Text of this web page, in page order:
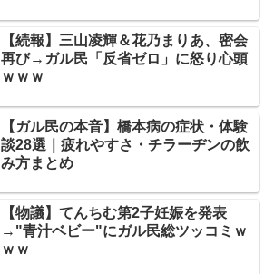
【続報】三山凌輝＆花乃まりあ、密会
再び→ガル民「反省ゼロ」に怒り心頭
ｗｗｗ
【ガル民の本音】橋本病の症状・体験
談28選｜疲れやすさ・チラーヂンの飲
み方まとめ
【物議】てんちむ第2子妊娠を発表
→"青汁ベビー"にガル民総ツッコミｗ
ｗｗ